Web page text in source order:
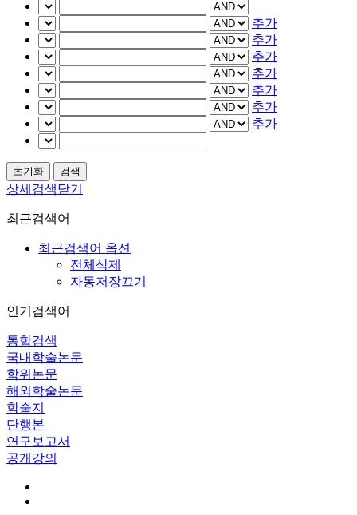
추가
추가
추가
추가
추가
추가
추가
상세검색닫기
최근검색어
최근검색어 옵션
전체삭제
자동저장끄기
인기검색어
통합검색
국내학술논문
학위논문
해외학술논문
학술지
단행본
연구보고서
공개강의